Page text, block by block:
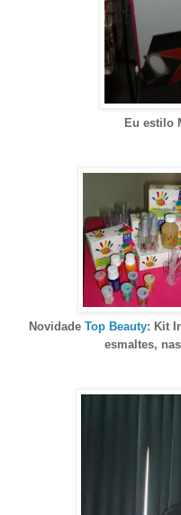
Eu estilo
Crédito:
Novidade Top Beauty: Kit
esmaltes,
Crédito: